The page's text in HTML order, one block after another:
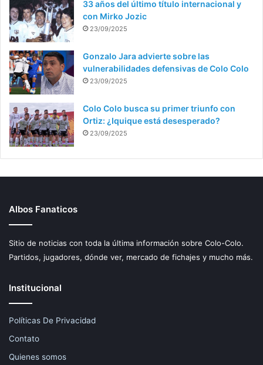
33 años del último título internacional y
con Mirko Jozic
23/09/2025
Gonzalo Jara advierte sobre las
vulnerabilidades defensivas de Colo Colo
23/09/2025
Colo Colo busca su primer triunfo con
Ortiz: ¿Iquique está desesperado?
23/09/2025
Albos Fanaticos
Sitio de noticias con toda la última información sobre Colo-Colo.
Partidos, jugadores, dónde ver, mercado de fichajes y mucho más.
Institucional
Políticas De Privacidad
Contato
Quienes somos